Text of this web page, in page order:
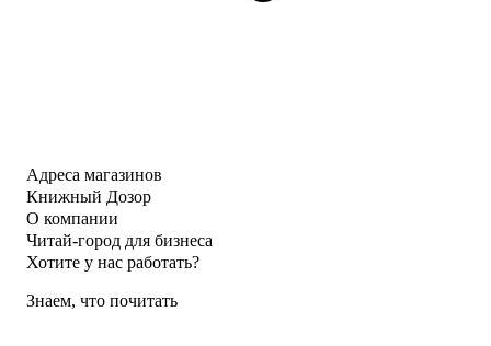
Адреса магазинов
Книжный Дозор
О компании
Читай-город для бизнеса
Хотите у нас работать?
Знаем, что почитать